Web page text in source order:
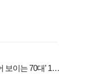
보이는 70대’ 1위